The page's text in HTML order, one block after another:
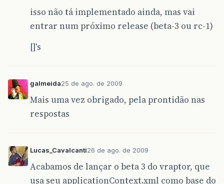
isso não tá implementado ainda, mas vai
entrar num próximo release (beta-3 ou rc-1)
[]'s
galmeida25 de ago. de 2009
Mais uma vez obrigado, pela prontidão nas
respostas
Lucas_Cavalcanti26 de ago. de 2009
Acabamos de lançar o beta 3 do vraptor, que
usa seu applicationContext.xml como base do